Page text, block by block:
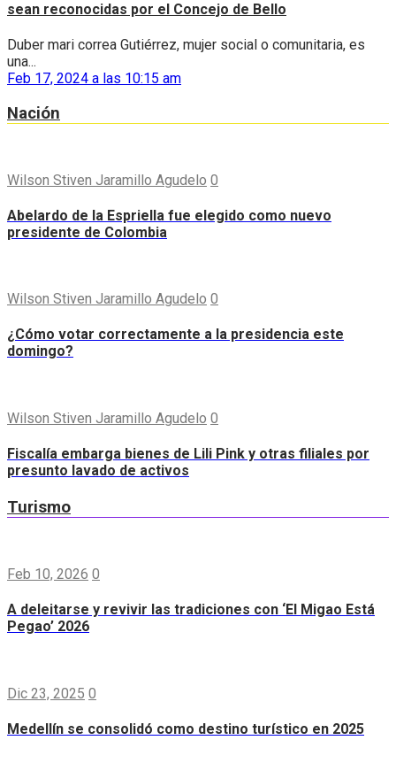
sean reconocidas por el Concejo de Bello
Duber mari correa Gutiérrez, mujer social o comunitaria, es
una...
Feb 17, 2024 a las 10:15 am
Nación
Wilson Stiven Jaramillo Agudelo 0
Abelardo de la Espriella fue elegido como nuevo
presidente de Colombia
Wilson Stiven Jaramillo Agudelo 0
¿Cómo votar correctamente a la presidencia este
domingo?
Wilson Stiven Jaramillo Agudelo 0
Fiscalía embarga bienes de Lili Pink y otras filiales por
presunto lavado de activos
Turismo
Feb 10, 2026 0
A deleitarse y revivir las tradiciones con ‘El Migao Está
Pegao’ 2026
Dic 23, 2025 0
Medellín se consolidó como destino turístico en 2025